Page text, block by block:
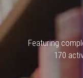
Featuring
170